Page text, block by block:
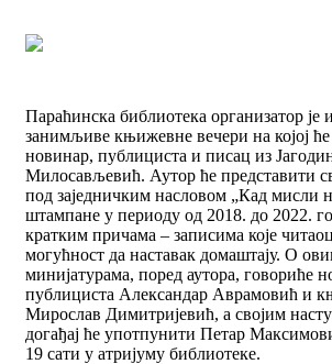
Параћинска библиотека организатор је
занимљиве књижевне вечери на којој ће
новинар, публициста и писац из
Милосављевић. Аутор ће представити
под заједничким насловом „Кад мисли
штампане у периоду од 2018. до 2022.
кратким причама – записима које
могућност да наставак домаштају. О
минијатурама, поред аутора, говориће
публициста Александар Аврамовић и
Мирослав Димитријевић, а својим
догађај ће употпунити Петар
19 сати у атријуму библиотеке.